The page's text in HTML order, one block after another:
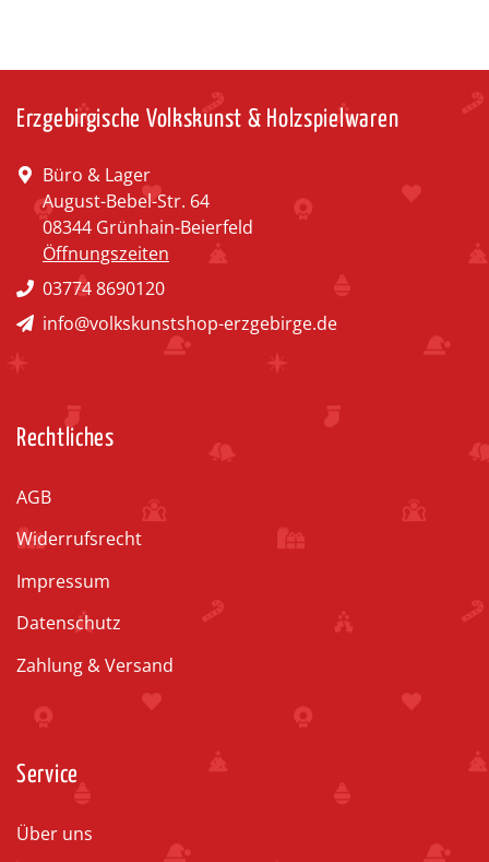
Erzgebirgische Volkskunst & Holzspielwaren
Büro & Lager
August-Bebel-Str. 64
08344 Grünhain-Beierfeld
Öffnungszeiten
03774 8690120
info@volkskunstshop-erzgebirge.de
Rechtliches
AGB
Widerrufsrecht
Impressum
Datenschutz
Zahlung & Versand
Service
Über uns